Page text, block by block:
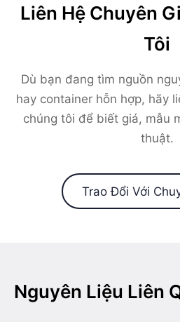
Liên Hệ Chuyên
Tôi
Dù bạn đang tìm nguồn
hay container hỗn hợp, hãy
chúng tôi để biết giá, mẫu
thuật.
Trao Đổi Với
Nguyên Liệu Liên